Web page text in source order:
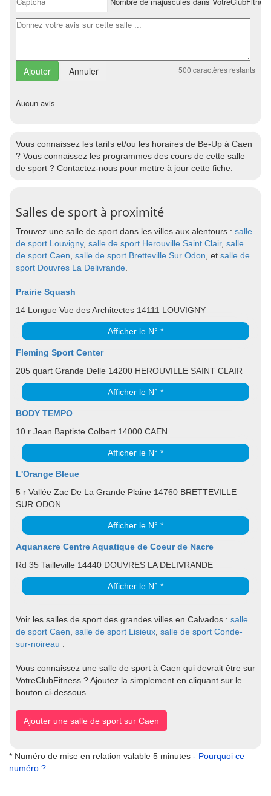
Annuler 500 caractères restants
Aucun avis
Vous connaissez les tarifs et/ou les horaires de Be-Up à Caen
? Vous connaissez les programmes des cours de cette salle
de sport ? Contactez-nous pour mettre à jour cette fiche.
Salles de sport à proximité
Trouvez une salle de sport dans les villes aux alentours : salle
de sport Louvigny, salle de sport Herouville Saint Clair, salle
de sport Caen salle de sport Bretteville Sur Odon , et salle de
sport Douvres La Delivrande
Prairie Squash
14 Longue Vue des Architectes 14111 LOUVIGNY
Afficher le N° *
Fleming Sport Center
205 quart Grande Delle 14200 HEROUVILLE SAINT CLAIR
Afficher le N° *
BODY TEMPO
10 r Jean Baptiste Colbert 14000 CAEN
Afficher le N° *
L'Orange Bleue
5 r Vallée Zac De La Grande Plaine 14760 BRETTEVILLE
SUR ODON
Afficher le N° *
Aquanacre Centre Aquatique de Coeur de Nacre
Rd 35 Tailleville 14440 DOUVRES LA DELIVRANDE
Afficher le N° *
Voir les salles de sport des grandes villes en Calvados : salle
de sport Caen salle de sport Lisieux salle de sport Conde-
sur-noireau
Vous connaissez une salle de sport à Caen qui devrait être sur
VotreClubFitness ? Ajoutez la simplement en cliquant sur le
bouton ci-dessous.
Ajouter une salle de sport sur Caen
* Numéro de mise en relation valable 5 minutes - Pourquoi ce
numéro ?